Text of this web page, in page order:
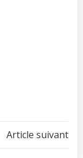
Article suivant